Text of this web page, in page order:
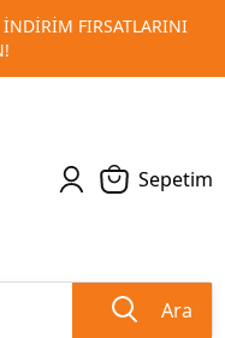
VE MATBAA
Sepetim
Ara